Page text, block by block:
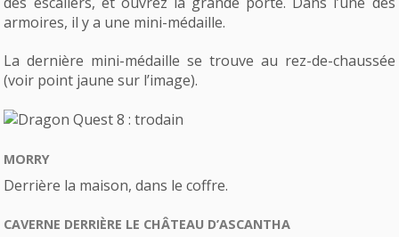
armoires, il y a une mini-médaille.
La dernière mini-médaille se trouve au rez-de-chaussée
(voir point jaune sur l’image).
MORRY
Derrière la maison, dans le coffre.
CAVERNE DERRIÈRE LE CHÂTEAU D’ASCANTHA